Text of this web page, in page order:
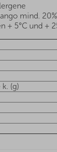
mind.
+ 5°C und +
(g)